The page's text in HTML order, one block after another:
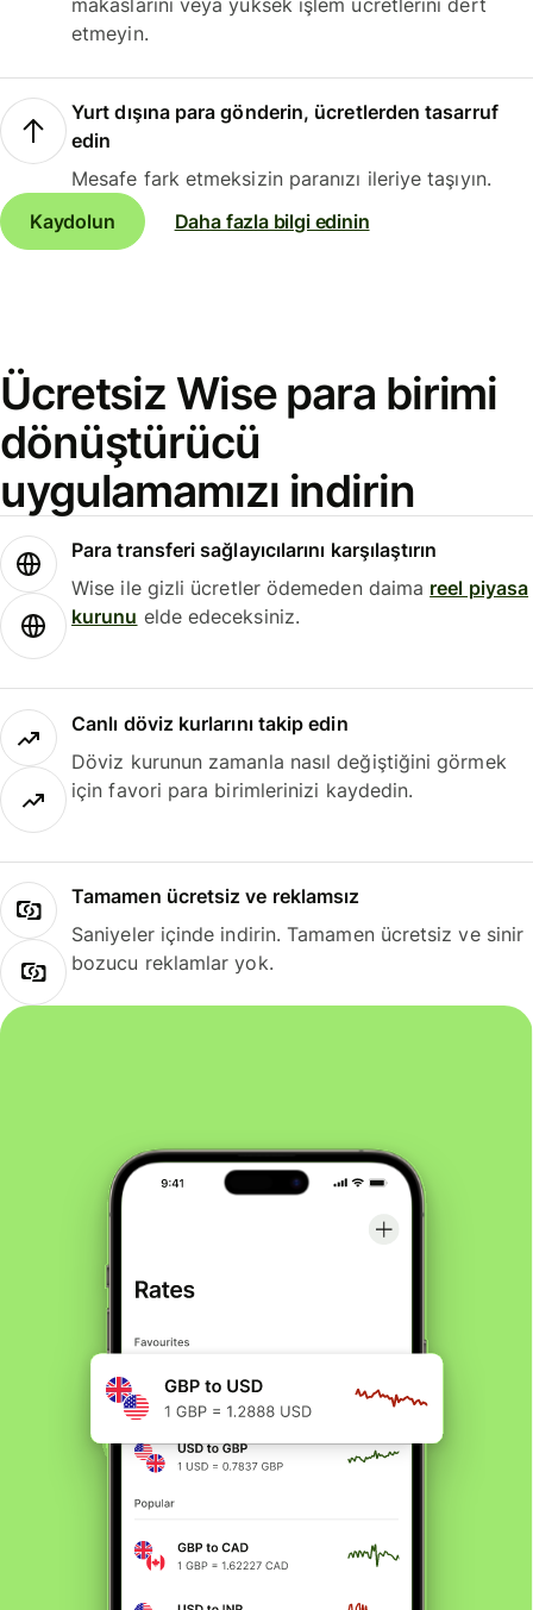
makaslarını veya yüksek işlem ücretlerini dert
etmeyin.
Yurt dışına para gönderin, ücretlerden tasarruf
edin
Mesafe fark etmeksizin paranızı ileriye taşıyın.
Kaydolun
Daha fazla bilgi edinin
Ücretsiz Wise para birimi
dönüştürücü
uygulamamızı indirin
Para transferi sağlayıcılarını karşılaştırın
Wise ile gizli ücretler ödemeden daima reel piyasa
kurunu elde edeceksiniz.
Canlı döviz kurlarını takip edin
Döviz kurunun zamanla nasıl değiştiğini görmek
için favori para birimlerinizi kaydedin.
Tamamen ücretsiz ve reklamsız
Saniyeler içinde indirin. Tamamen ücretsiz ve sinir
bozucu reklamlar yok.